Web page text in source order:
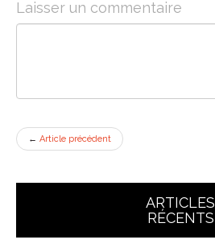
Laisser un commentaire
← Article précédent
ARTICLES
RÉCENTS